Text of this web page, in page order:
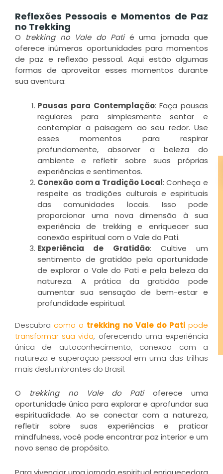
Reflexões Pessoais e Momentos de Paz
no Trekking
O trekking no Vale do Patié uma jornada que
oferece inúmeras oportunidades para momentos
de paz e reflexão pessoal. Aqui estão algumas
formas de aproveitar esses momentos durante
sua aventura:
Pausas para Contemplação: Faça pausas
regulares para simplesmente sentar e
contemplar a paisagem ao seu redor. Use
esses momentos para respirar
profundamente, absorver a beleza do
ambiente e refletir sobre suas próprias
experiências e sentimentos.
Conexão com a Tradição Local: Conheça e
respeite as tradições culturais e espirituais
das comunidades locais. Isso pode
proporcionar uma nova dimensão à sua
experiência de trekking e enriquecer sua
conexão espiritual com o Vale do Pati.
Experiência de Gratidão: Cultive um
sentimento de gratidão pela oportunidade
de explorar o Vale do Pati e pela beleza da
natureza. A prática da gratidão pode
aumentar sua sensação de bem-estar e
profundidade espiritual.
Descubra como o trekking no Vale do Patipode
transformar sua vida, oferecendo uma experiência
única de autoconhecimento, conexão com a
natureza e superação pessoal em uma das trilhas
mais deslumbrantes do Brasil.
O trekking no Vale do Patioferece uma
oportunidade única para explorar e aprofundar sua
espiritualidade. Ao se conectar com a natureza,
refletir sobre suas experiências e praticar
mindfulness, você pode encontrar paz interior e um
novo senso de propósito.